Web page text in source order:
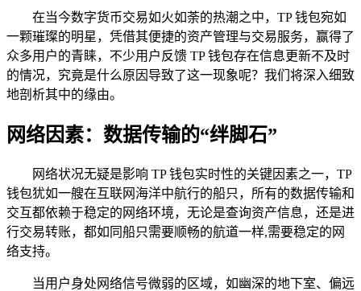
在当今数字货币交易如火如荼的热潮之中，TP 钱包宛如
一颗璀璨的明星，凭借其便捷的资产管理与交易服务，赢得了
众多用户的青睐，不少用户反馈 TP 钱包存在信息更新不及时
的情况，究竟是什么原因导致了这一现象呢？我们将深入细致
地剖析其中的缘由。
网络因素：数据传输的“绊脚石”
网络状况无疑是影响 TP 钱包实时性的关键因素之一，TP
钱包犹如一艘在互联网海洋中航行的船只，所有的数据传输和
交互都依赖于稳定的网络环境，无论是查询资产信息，还是进
行交易转账，都如同船只需要顺畅的航道一样,需要稳定的网
络支持。
当用户身处网络信号微弱的区域，如幽深的地下室、偏远